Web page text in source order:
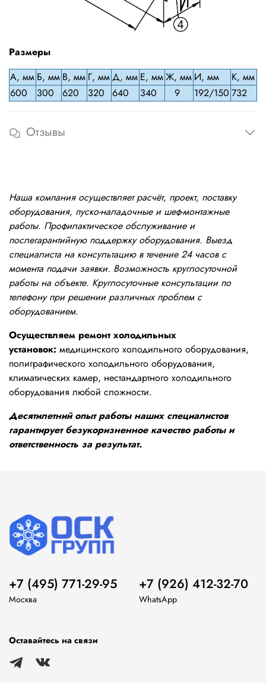
Размеры
А, мм Б, мм В, мм Г, ммД, мм Е, ммЖ, мм И, мм
К, мм
600
300 620 320 640 340 9 192/150 732
Отзывы
Наша компания осуществляет расчёт, проект, поставку
оборудования, пуско-наладочные и шеф-монтажные
работы. Профилактическое обслуживание и
послегарантийную поддержку оборудования. Выезд
специалиста на консультацию в течение 24 часов с
момента подачи заявки. Возможность круглосуточной
работы на объекте. Круглосуточные консультации по
телефону при решении различных проблем с
оборудованием.
Осуществляем ремонт холодильных
установок: медицинского холодильного оборудования,
полиграфического холодильного оборудования,
климатических камер, нестандартного холодильного
оборудования любой сложности.
Десятилетний опыт работы наших специалистов
гарантирует безукоризненное качество работы и
ответственность за результат.
+7 (495) 771-29-95
Москва
+7 (926) 412-32-70
WhatsApp
Оставайтесь на связи